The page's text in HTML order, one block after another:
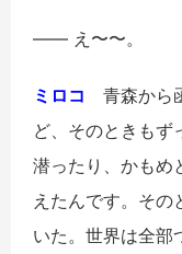
―― え〜〜。
ミロコ 青森から
ど、そのときもず
潜ったり、かもめ
えたんです。そ
いた。世界は全部